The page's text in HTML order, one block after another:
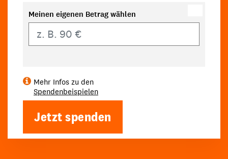
Meinen eigenen Betrag wählen
Mehr Infos zu den
Spendenbeispielen
Jetzt spenden